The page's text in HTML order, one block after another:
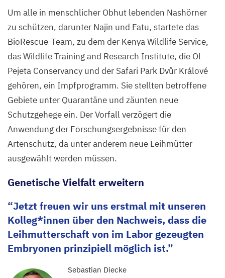
Um alle in menschlicher Obhut lebenden Nashörner
zu schützen, darunter Najin und Fatu, startete das
BioRescue-Team, zu dem der Kenya Wildlife Service,
das Wildlife Training and Research Institute, die Ol
Pejeta Conservancy und der Safari Park Dvůr Králové
gehören, ein Impfprogramm. Sie stellten betroffene
Gebiete unter Quarantäne und zäunten neue
Schutzgehege ein. Der Vorfall verzögert die
Anwendung der Forschungsergebnisse für den
Artenschutz, da unter anderem neue Leihmütter
ausgewählt werden müssen.
Genetische Vielfalt erweitern
Jetzt freuen wir uns erstmal mit unseren
Kolleg*innen über den Nachweis, dass die
Leihmutterschaft von im Labor gezeugten
Embryonen prinzipiell möglich ist.
Sebastian Diecke